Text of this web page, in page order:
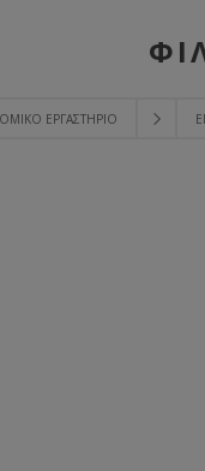
ΕΡΓΑΣΤΉΡΙΟ